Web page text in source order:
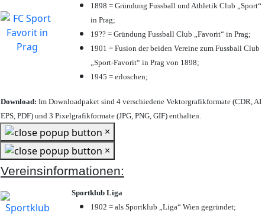
1898 = Gründung Fussball und Athletik Club „Sport“
in Prag;
19?? = Gründung Fussball Club „Favorit“ in Prag;
1901 = Fusion der beiden Vereine zum Fussball Club
„Sport-Favorit“ in Prag von 1898;
1945 = erloschen;
Download: Im Downloadpaket sind 4 verschiedene Vektorgrafikformate (CDR, AI
EPS, PDF) und 3 Pixelgrafikformate (JPG, PNG, GIF) enthalten.
×
×
Vereinsinformationen:
Sportklub Liga
1902 = als Sportklub „Liga“ Wien gegründet;